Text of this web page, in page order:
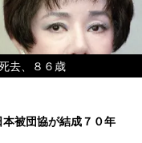
去、８６歳
本被団協が結成７０年